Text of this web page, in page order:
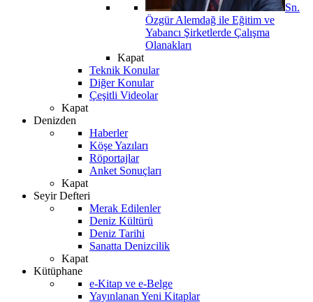
Sn.
Özgür Alemdağ ile Eğitim ve
Yabancı Şirketlerde Çalışma
Olanakları
Kapat
Teknik Konular
Diğer Konular
Çeşitli Videolar
Kapat
Denizden
Haberler
Köşe Yazıları
Röportajlar
Anket Sonuçları
Kapat
Seyir Defteri
Merak Edilenler
Deniz Kültürü
Deniz Tarihi
Sanatta Denizcilik
Kapat
Kütüphane
e-Kitap ve e-Belge
Yayınlanan Yeni Kitaplar